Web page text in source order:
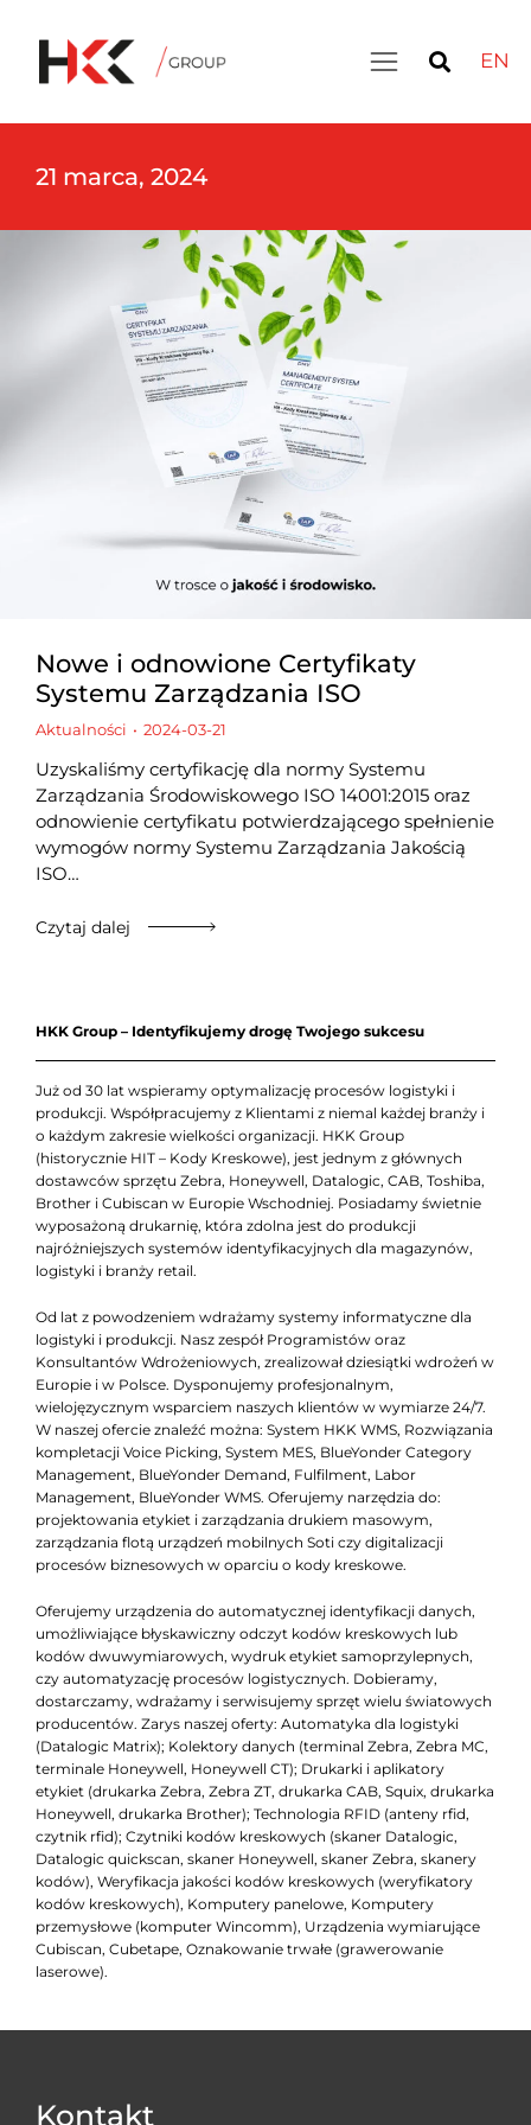
EN
21 marca, 2024
Nowe i odnowione Certyfikaty
Systemu Zarządzania ISO
Aktualności 2024-03-21
Uzyskaliśmy certyfikację dla normy Systemu
Zarządzania Środowiskowego ISO 14001:2015 oraz
odnowienie certyfikatu potwierdzającego spełnienie
wymogów normy Systemu Zarządzania Jakością
ISO…
Czytaj dalej
HKK Group – Identyfikujemy drogę Twojego sukcesu
Już od 30 lat wspieramy optymalizację procesów logistyki i
produkcji. Współpracujemy z Klientami z niemal każdej branży i
o każdym zakresie wielkości organizacji. HKK Group
(historycznie HIT – Kody Kreskowe), jest jednym z głównych
dostawców sprzętu Zebra, Honeywell, Datalogic, CAB, Toshiba,
Brother i Cubiscan w Europie Wschodniej. Posiadamy świetnie
wyposażoną drukarnię, która zdolna jest do produkcji
najróżniejszych systemów identyfikacyjnych dla magazynów,
logistyki i branży retail.
Od lat z powodzeniem wdrażamy systemy informatyczne dla
logistyki i produkcji. Nasz zespół Programistów oraz
Konsultantów Wdrożeniowych, zrealizował dziesiątki wdrożeń w
Europie i w Polsce. Dysponujemy profesjonalnym,
wielojęzycznym wsparciem naszych klientów w wymiarze 24/7.
W naszej ofercie znaleźć można: System HKK WMS, Rozwiązania
kompletacji Voice Picking, System MES, BlueYonder Category
Management, BlueYonder Demand, Fulfilment, Labor
Management, BlueYonder WMS. Oferujemy narzędzia do:
projektowania etykiet i zarządzania drukiem masowym,
zarządzania flotą urządzeń mobilnych Soti czy digitalizacji
procesów biznesowych w oparciu o kody kreskowe.
Oferujemy urządzenia do automatycznej identyfikacji danych,
umożliwiające błyskawiczny odczyt kodów kreskowych lub
kodów dwuwymiarowych, wydruk etykiet samoprzylepnych,
czy automatyzację procesów logistycznych. Dobieramy,
dostarczamy, wdrażamy i serwisujemy sprzęt wielu światowych
producentów. Zarys naszej oferty: Automatyka dla logistyki
(Datalogic Matrix); Kolektory danych (terminal Zebra, Zebra MC,
terminale Honeywell, Honeywell CT); Drukarki i aplikatory
etykiet (drukarka Zebra, Zebra ZT, drukarka CAB, Squix, drukarka
Honeywell, drukarka Brother); Technologia RFID (anteny rfid,
czytnik rfid); Czytniki kodów kreskowych (skaner Datalogic,
Datalogic quickscan, skaner Honeywell, skaner Zebra, skanery
kodów), Weryfikacja jakości kodów kreskowych (weryfikatory
kodów kreskowych), Komputery panelowe, Komputery
przemysłowe (komputer Wincomm), Urządzenia wymiarujące
Cubiscan, Cubetape, Oznakowanie trwałe (grawerowanie
laserowe).
Kontakt